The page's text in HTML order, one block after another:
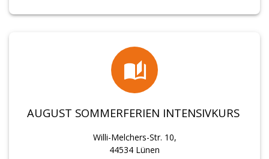
AUGUST SOMMERFERIEN INTENSIVKURS
Willi-Melchers-Str. 10,
44534 Lünen